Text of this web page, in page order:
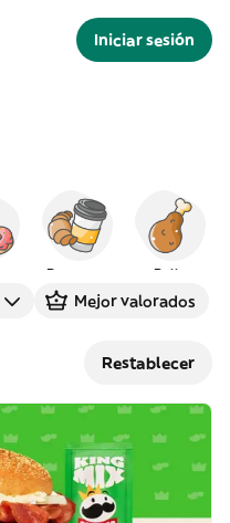
Iniciar sesión
Desayuno Pollo
Mejor valorados
Restablecer